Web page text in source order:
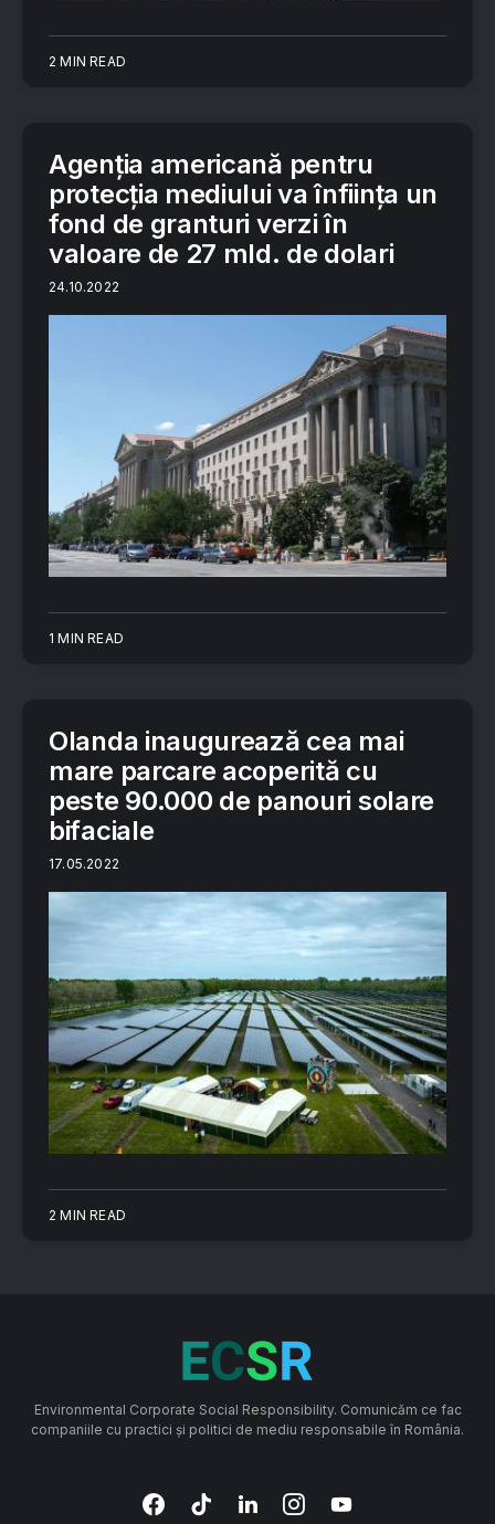
2 MIN READ
Agenția americană pentru
protecția mediului va înființa un
fond de granturi verzi în
valoare de 27 mld. de dolari
24.10.2022
1 MIN READ
Olanda inaugurează cea mai
mare parcare acoperită cu
peste 90.000 de panouri solare
bifaciale
17.05.2022
2 MIN READ
Environmental Corporate Social Responsibility. Comunicăm ce fac
companiile cu practici și politici de mediu responsabile în România.